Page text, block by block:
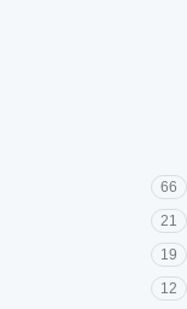
66
21
19
12